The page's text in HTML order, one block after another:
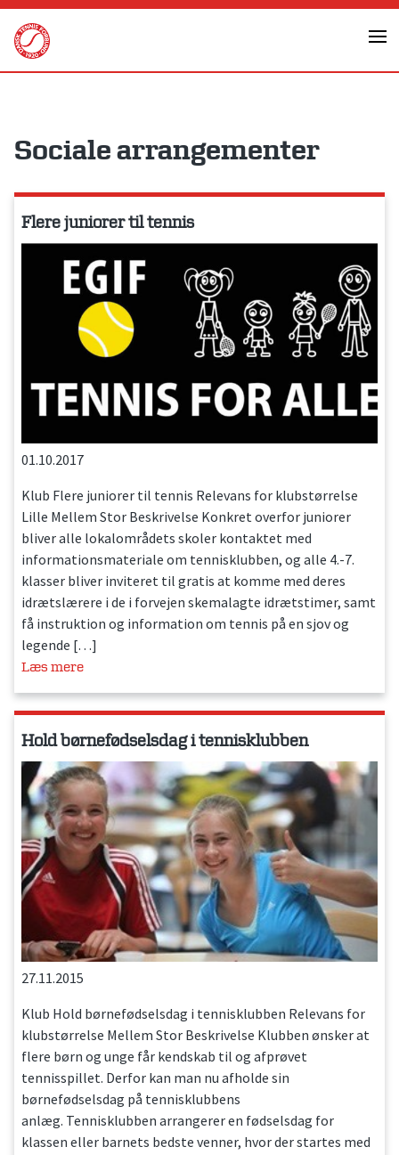
Skip
content
Sociale arrangementer
Flere juniorer til tennis
01.10.2017
Klub Flere juniorer til tennis Relevans for klubstørrelse
Lille Mellem Stor Beskrivelse Konkret overfor juniorer
bliver alle lokalområdets skoler kontaktet med
informationsmateriale om tennisklubben, og alle 4.-7.
klasser bliver inviteret til gratis at komme med deres
idrætslærere i de i forvejen skemalagte idrætstimer, samt
få instruktion og information om tennis på en sjov og
legende […]
Læs mere
Hold børnefødselsdag i tennisklubben
27.11.2015
Klub Hold børnefødselsdag i tennisklubben Relevans for
klubstørrelse Mellem Stor Beskrivelse Klubben ønsker at
flere børn og unge får kendskab til og afprøvet
tennisspillet. Derfor kan man nu afholde sin
børnefødselsdag på tennisklubbens
anlæg. Tennisklubben arrangerer en fødselsdag for
klassen eller barnets bedste venner, hvor der startes med